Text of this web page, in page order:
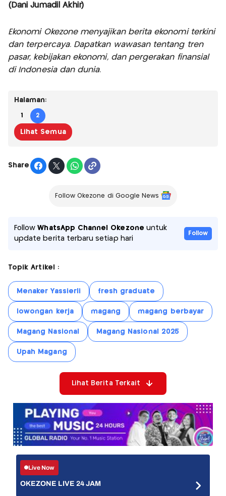
(Dani Jumadil Akhir)
Ekonomi Okezone menyajikan berita ekonomi terkini
dan terpercaya. Dapatkan wawasan tentang tren
pasar, kebijakan ekonomi, dan pergerakan finansial
di Indonesia dan dunia.
Halaman:
1 2
Lihat Semua
Share
Follow Okezone di Google News
FollowWhatsApp Channel Okezone untuk
update berita terbaru setiap hari
Follow
Topik Artikel :
Menaker Yassierli fresh graduate
lowongan kerja magang magang berbayar
Magang Nasional Magang Nasional 2025
Upah Magang
Lihat Berita Terkait
Live Now
OKEZONE LIVE 24 JAM